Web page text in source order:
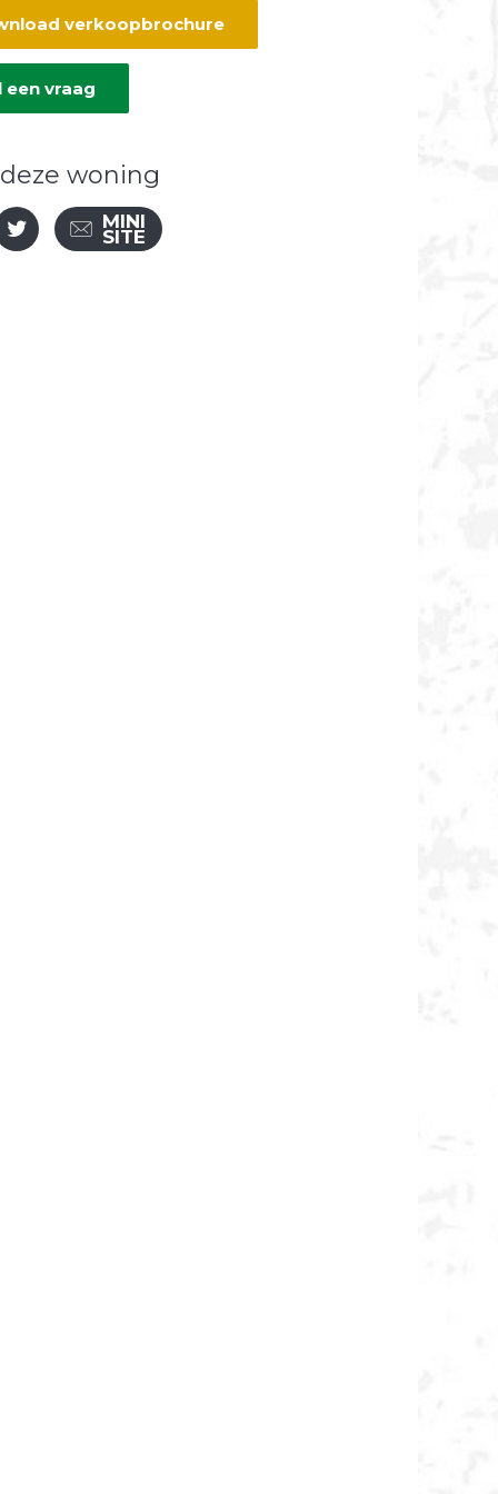
verkoopbrochure
een vraag
woning
MINI
SITE